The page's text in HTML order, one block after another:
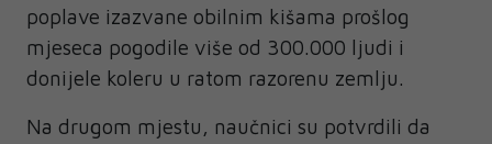
poplave izazvane obilnim kišama prošlog
mjeseca pogodile više od 300.000 ljudi i
donijele koleru u ratom razorenu zemlju.
Na drugom mjestu, naučnici su potvrdili da